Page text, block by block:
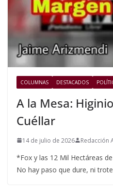
COLUMNAS DESTACADOS
A la Mesa:
Cuéllar
14 de julio de 2026 Redacción
*Fox y las 12 Mil Hectáreas
No hay paso que dure, ni